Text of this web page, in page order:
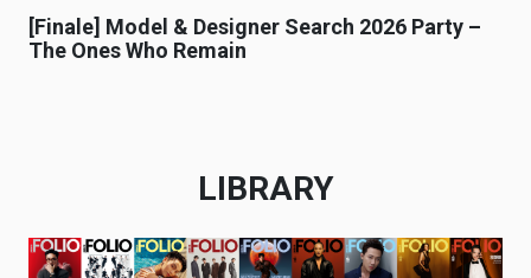
[Finale] Model & Designer Search 2026 Party –
The Ones Who Remain
LIBRARY